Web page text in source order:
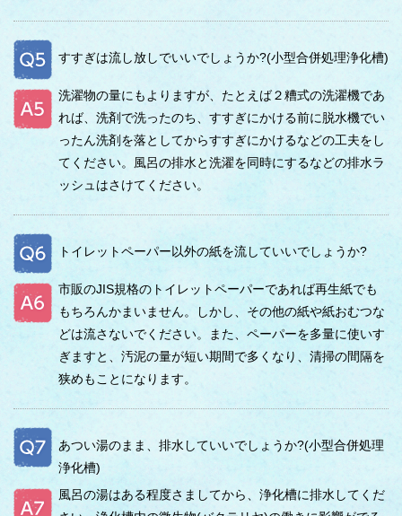
すすぎは流し放しでいいでしょうか?(小型合併処理浄化槽)
洗濯物の量にもよりますが、たとえば２糟式の洗濯機であ
れば、洗剤で洗ったのち、すすぎにかける前に脱水機でい
ったん洗剤を落としてからすすぎにかけるなどの工夫をし
てください。風呂の排水と洗濯を同時にするなどの排水ラ
ッシュはさけてください。
トイレットペーパー以外の紙を流していいでしょうか?
市販のJIS規格のトイレットペーパーであれば再生紙でも
もちろんかまいません。しかし、その他の紙や紙おむつな
どは流さないでください。また、ペーパーを多量に使いす
ぎますと、汚泥の量が短い期間で多くなり、清掃の間隔を
狭めもことになります。
あつい湯のまま、排水していいでしょうか?(小型合併処理
浄化槽)
風呂の湯はある程度さましてから、浄化槽に排水してくだ